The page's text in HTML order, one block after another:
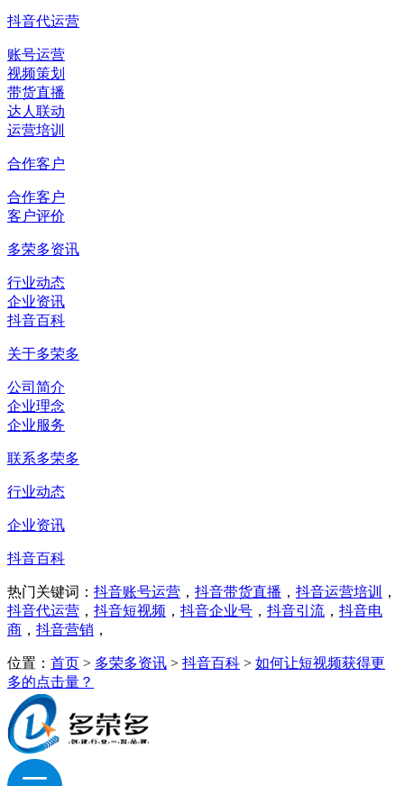
抖音代运营
账号运营
视频策划
带货直播
达人联动
运营培训
合作客户
合作客户
客户评价
多荣多资讯
行业动态
企业资讯
抖音百科
关于多荣多
公司简介
企业理念
企业服务
联系多荣多
行业动态
企业资讯
抖音百科
热门关键词： 抖音账号运营 ， 抖音带货直播 ， 抖音运营培训
，
抖音代运营 ， 抖音短视频 ， 抖音企业号 ， 抖音引流 ， 抖音电
商 ， 抖音营销 ，
位置： 首页 > 多荣多资讯 > 抖音百科 > 如何让短视频获得更
多的点击量？